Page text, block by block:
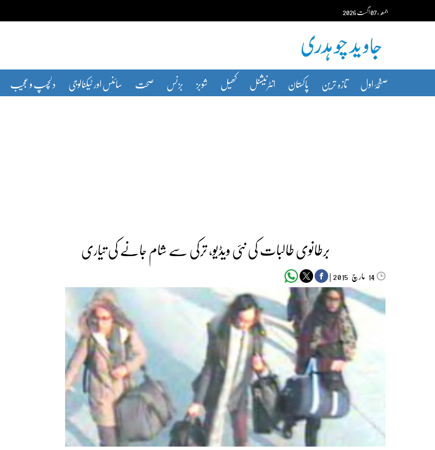
content جمعہ‬‮،07اگست‬‮2026
صفحۂ اول تازہ ترین پاکستان انٹرنیشنل کھیل شوبز بزنس صحت سائنس اور ٹیکنالوجی دلچسپ و عجیب
برطانوی طالبات کی نئی ویڈیو، ترکی سے شام جانے کی تیاری
14 مارچ‬‮ |